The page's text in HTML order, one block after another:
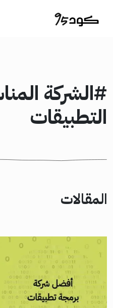
#الشركة
التطبيقات
المقالات